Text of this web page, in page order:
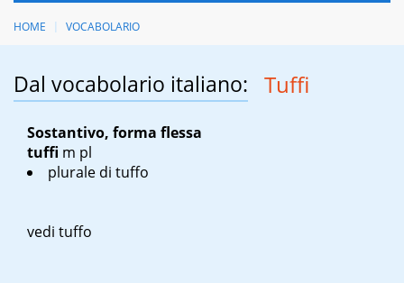
HOME VOCABOLARIO
Dal vocabolario italiano: Tuffi
Sostantivo, forma flessa
tuffi m pl
plurale di tuffo
vedi tuffo